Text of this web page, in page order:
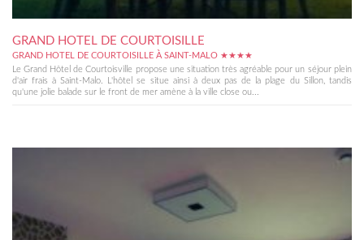
GRAND HOTEL DE COURTOISILLE
GRAND HOTEL DE COURTOISILLE À SAINT-MALO ★★★★
Le Grand Hôtel de Courtoisville propose une situation très agréable pour un séjour plein
d'air frais à Saint-Malo. L'hôtel se situe ainsi à deux pas de la plage du Sillon, tandis
qu'une jolie balade sur le front de mer amène à la ville close ou...